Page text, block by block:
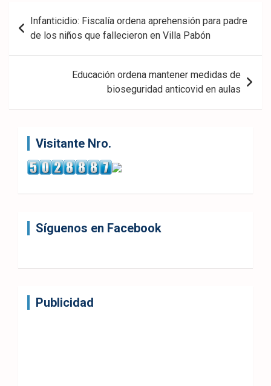
Navegación
de
entradas
Infanticidio: Fiscalía ordena aprehensión para padre
de los niños que fallecieron en Villa Pabón
Educación ordena mantener medidas de
bioseguridad anticovid en aulas
Visitante Nro.
Síguenos en Facebook
Publicidad